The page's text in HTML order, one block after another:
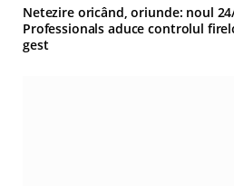
Netezire oricând, oriunde: noul
Professionals aduce controlul
gest